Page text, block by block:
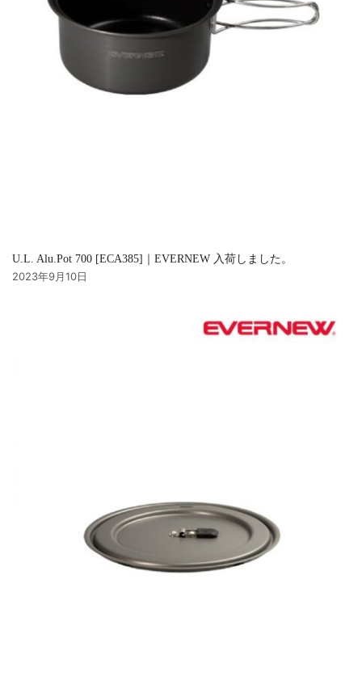
U.L. Alu.Pot 700 [ECA385]｜EVERNEW 入荷しました。
2023年9月10日